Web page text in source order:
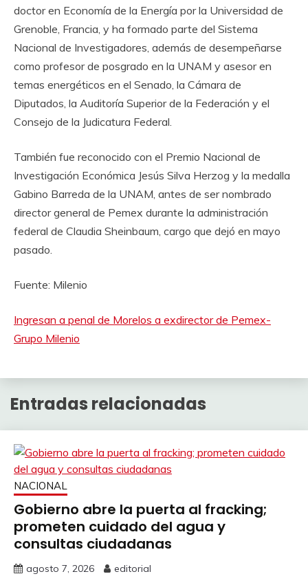
doctor en Economía de la Energía por la Universidad de
Grenoble, Francia, y ha formado parte del Sistema
Nacional de Investigadores, además de desempeñarse
como profesor de posgrado en la UNAM y asesor en
temas energéticos en el Senado, la Cámara de
Diputados, la Auditoría Superior de la Federación y el
Consejo de la Judicatura Federal.
También fue reconocido con el Premio Nacional de
Investigación Económica Jesús Silva Herzog y la medalla
Gabino Barreda de la UNAM, antes de ser nombrado
director general de Pemex durante la administración
federal de Claudia Sheinbaum, cargo que dejó en mayo
pasado.
Fuente: Milenio
Ingresan a penal de Morelos a exdirector de Pemex-
Grupo Milenio
Entradas relacionadas
NACIONAL
Gobierno abre la puerta al fracking;
prometen cuidado del agua y
consultas ciudadanas
agosto 7, 2026 editorial